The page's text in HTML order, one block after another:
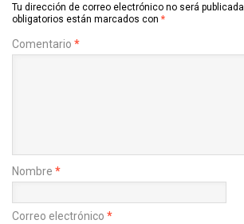
Tu dirección de correo electrónico no será publicada.
obligatorios están marcados con *
Comentario *
Nombre *
Correo electrónico *